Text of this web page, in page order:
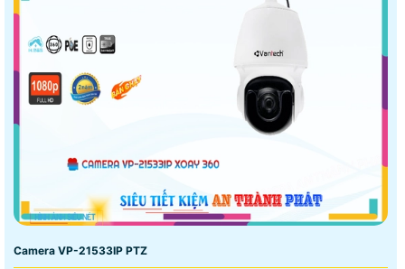
Camera VP-21533IP PTZ